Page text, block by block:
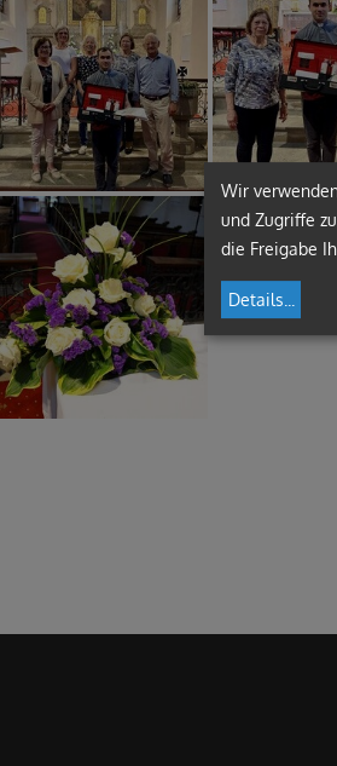
Edith Rainer
Lieboch), Diakon
Wir
und Zugriffe
die Freigabe
Details